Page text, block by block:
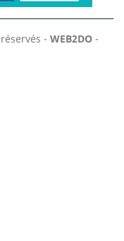
- WEB2DO -